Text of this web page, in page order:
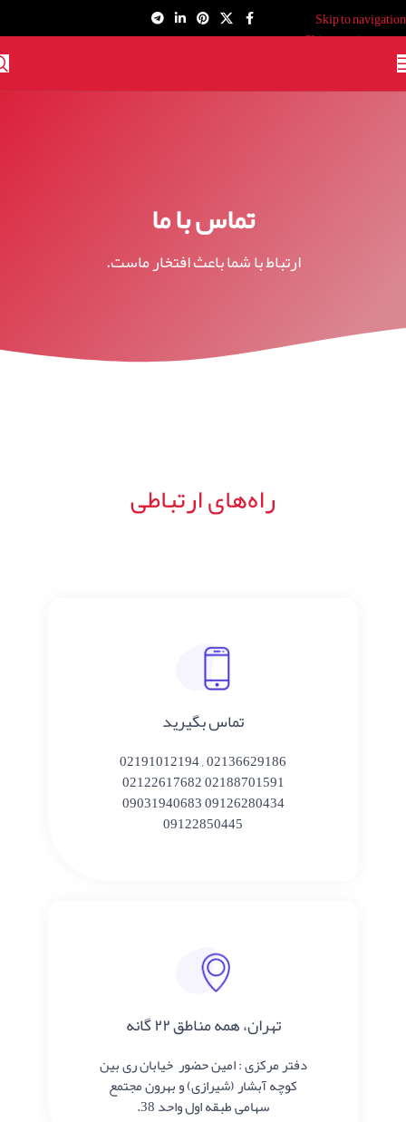
Skip to navigation
Skip to main content
تماس با ما
ارتباط با شما باعث افتخار ماست.
راه‌های ارتباطی
تماس بگیرید
02136629186 , 02191012194
02188701591 02122617682
09126280434 09031940683
09122850445
تهران، همه مناطق ۲۲ گانه
دفتر مرکزی : امین حضور خیابان ری بین
کوچه آبشار (شیرازی) و بهرون مجتمع
سهامی طبقه اول واحد 38.